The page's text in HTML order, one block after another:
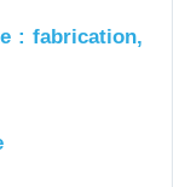
: fabrication,